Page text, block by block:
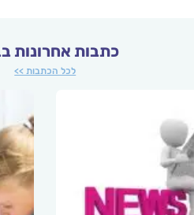
כתבות אחרונות
לכל הכתבות >>